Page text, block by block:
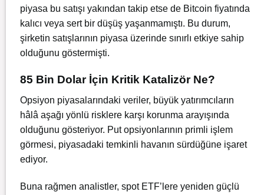
piyasa bu satışı yakından takip etse de Bitcoin fiyatında
kalıcı veya sert bir düşüş yaşanmamıştı. Bu durum,
şirketin satışlarının piyasa üzerinde sınırlı etkiye sahip
olduğunu göstermişti.
85 Bin Dolar İçin Kritik Katalizör Ne?
Opsiyon piyasalarındaki veriler, büyük yatırımcıların
hâlâ aşağı yönlü risklere karşı korunma arayışında
olduğunu gösteriyor. Put opsiyonlarının primli işlem
görmesi, piyasadaki temkinli havanın sürdüğüne işaret
ediyor.
Buna rağmen analistler, spot ETF’lere yeniden güçlü